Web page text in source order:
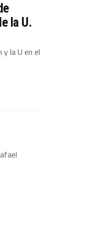
la U.
la U en el